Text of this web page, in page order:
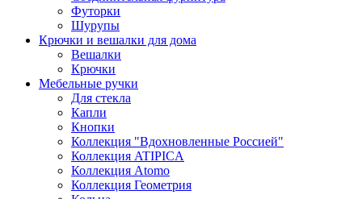
Футорки
Шурупы
Крючки и вешалки для дома
Вешалки
Крючки
Мебельные ручки
Для стекла
Капли
Кнопки
Коллекция "Вдохновленные Россией"
Коллекция ATIPICA
Коллекция Atomo
Коллекция Геометрия